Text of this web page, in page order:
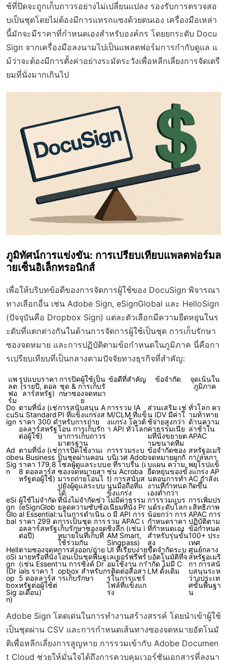
ช้ที่ปิดจะถูกเก็บถาวรอย่างไม่เปลี่ยนแปลง รองรับการตรวจสอ
บเป็นชุดโดยไม่ต้องมีการแทรกแซงด้วยตนเอง เครื่องมือเหล่า
นี้มักจะมีราคาที่กำหนดเองสำหรับองค์กร โดยยกระดับ Docu
Sign จากเครื่องมือลงนามไปเป็นแพลตฟอร์มการกำกับดูแล แ
ม้ว่าจะต้องมีการตั้งค่าอย่างระมัดระวังเพื่อหลีกเลี่ยงการจัดเตรี
ยมที่นั่งมากเกินไป
ภูมิทัศน์การแข่งขัน: การเปรียบเทียบแพลตฟอร์มล
ายเซ็นอิเล็กทรอนิกส์
เพื่อให้บริบทข้อดีของการจัดการผู้ใช้ของ DocuSign พิจารณา
ทางเลือกอื่น เช่น Adobe Sign, eSignGlobal และ HelloSign
(ปัจจุบันคือ Dropbox Sign) แต่ละตัวเลือกมีความยืดหยุ่นในร
ะดับที่แตกต่างกันในด้านการจัดการผู้ใช้เป็นชุด การเก็บรักษา
ซองจดหมาย และการปฏิบัติตามข้อกำหนดในภูมิภาค นี่คือกา
รเปรียบเทียบที่เป็นกลางตามปัจจัยทางธุรกิจที่สำคัญ:
แพ
ลต
ฟอ
ร์ม
รูปแบบราคา
(รายปี, ดอล
ลาร์สหรัฐ)
การปิดผู้ใช้เป็น
ชุด & การเก็บรั
กษาซองจดหมา
ย
ข้อดีที่สำคัญ ข้อจำกัด
จุดเน้นใน
ภูมิภาค
Do
cuS
ign
ตามที่นั่ง (เช่
น Standard
ราคา 300 ด
อลลาร์สหรัฐ
ต่อผู้ใช้)
การสนับสนุน A
PI ที่แข็งแกร่งส
ำหรับการถ่าย
โอน การเก็บรัก
ษาการเก็บถาวร
มาตรฐาน
การรวม IA
M/CLM ที่แข็
งแกร่ง โควต้
า API ทั่วโลก
ส่วนเสริม เช่
น IDV มีค่าใ
ช้จ่ายสูงกว่า
ค่าธรรมเนีย
มที่นั่งขยายต
ามขนาดทีม
ทั่วโลก คว
ามท้าทาย
ด้านความ
ล่าช้าใน
APAC
Ad
obe
Sig
n
ตามที่นั่ง (เช่
น Business
ราคา 179.8
8 ดอลลาร์ส
หรัฐต่อผู้ใช้)
การปิดใช้งานเ
ป็นชุดผ่านคอน
โซลผู้ดูแลระบบ
ซองจดหมายสา
มารถถ่ายโอนไ
ปยังผู้ดูแลระบบ
ได้
การรวมระบ
บนิเวศ Adob
e ที่ราบรื่น (เ
ช่น Acroba
t) การสนับส
นุนมือถือที่แ
ข็งแกร่ง
ข้อจำกัดซอง
จดหมายผูกกั
บแผน ความ
ยืดหยุ่นของขั้
นตอนการทำ
งานที่กำหนด
เองต่ำกว่า
สหรัฐอเมริ
กา/สหภา
พยุโรปแข็
งแกร่ง AP
AC กำลังเ
กิดขึ้น
eSi
gn
Glo
bal
ผู้ใช้ไม่จำกัด
(eSignGlob
al Essential:
ราคา 299 ด
อลลาร์สหรัฐ
ต่อปี)
ที่นั่งไม่จำกัดช่ว
ยลดความซับซ้อ
นในการดำเนิน
การเป็นชุด การ
เก็บรักษาซองจด
หมายในที่เก็บที่
ใช้ร่วมกัน
ไม่มีค่าธรรม
เนียมที่นั่ง Pr
o มี API การ
รวม APAC เ
ชิงลึก (เช่น i
AM Smart,
Singpass)
การรวมแบร
นด์ระดับโลก
น้อยกว่า การ
กำหนดราคา
ที่กำหนดเอง
สำหรับรุ่นขั้น
สูง
การเพิ่มปร
ะสิทธิภาพ
APAC การ
ปฏิบัติตาม
ข้อกำหนด
100+ ประ
เทศ
Hell
oSi
gn
(Dr
op
box
Sig
n)
ตามซองจดห
มายหรือที่นั่ง
(เช่น Essent
ials ราคา 1
5 ดอลลาร์ส
หรัฐต่อผู้ใช้ต่
อเดือน)
การส่งออก/ถ่าย
โอนเป็นชุดพื้นฐ
าน การซิงค์ Dr
opbox สำหรับก
ารเก็บรักษา
UI ที่เรียบง่าย
เลเยอร์ฟรีพร้
อมใช้งาน กา
รติดต่อสื่อสา
รในการแชร์
ไฟล์ที่แข็งแก
ร่ง
ขีดจำกัดระบ
บอัตโนมัติที่จ
ำกัด ไม่มี C
LM ดั้งเดิม
ศูนย์กลาง
สหรัฐอเมริ
กา การสนั
บสนุนระห
ว่างประเท
ศขั้นพื้นฐา
น
Adobe Sign โดดเด่นในการทำงานสร้างสรรค์ โดยนำเข้าผู้ใช้
เป็นชุดผ่าน CSV และการกำหนดเส้นทางซองจดหมายอัตโนมั
ติเพื่อหลีกเลี่ยงการสูญหาย การรวมเข้ากับ Adobe Documen
t Cloud ช่วยให้มั่นใจได้ถึงการควบคุมเวอร์ชันเอกสารที่ลงนา